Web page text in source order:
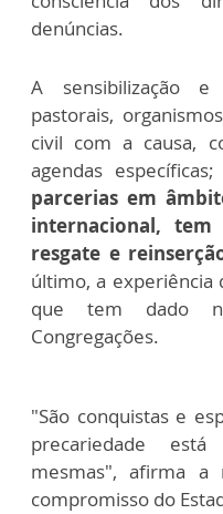
denúncias.
A sensibilização
pastorais,
civil com a causa,
agendas específicas;
parcerias em
internacional,
resgate e
último, a experiência
que tem dado
Congregações.
"São conquistas e
precariedade
mesmas", afirma
compromisso do